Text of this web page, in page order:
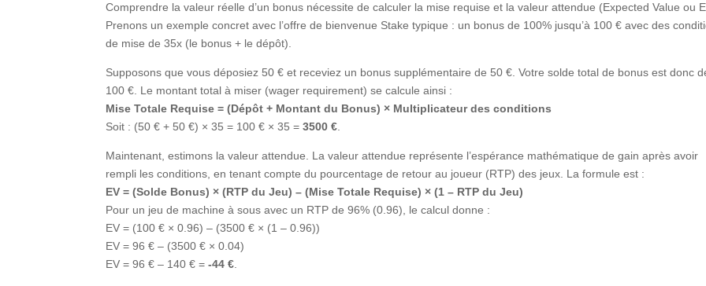
Comprendre la valeur réelle d’un bonus nécessite de calculer la mise requise et la valeur attendue (Expected Value ou
Prenons un exemple concret avec l’offre de bienvenue Stake typique : un bonus de 100% jusqu’à 100 € avec des
de mise de 35x (le bonus + le dépôt).
Supposons que vous déposiez 50 € et receviez un bonus supplémentaire de 50 €. Votre solde total de bonus est donc
100 €. Le montant total à miser (wager requirement) se calcule ainsi :
Mise Totale Requise = (Dépôt + Montant du Bonus) × Multiplicateur des conditions
Soit : (50 € + 50 €) × 35 = 100 € × 35 =3500 €
Maintenant, estimons la valeur attendue. La valeur attendue représente l’espérance mathématique de gain après avoir
rempli les conditions, en tenant compte du pourcentage de retour au joueur (RTP) des jeux. La formule est :
EV = (Solde Bonus) × (RTP du Jeu) – (Mise Totale Requise) × (1 – RTP du Jeu)
Pour un jeu de machine à sous avec un RTP de 96% (0.96), le calcul donne :
EV = (100 € × 0.96) – (3500 € × (1 – 0.96))
EV = 96 € – (3500 € × 0.04)
EV = 96 € – 140 € =-44 €